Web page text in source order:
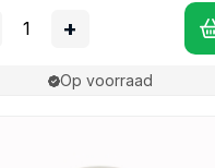
+
Op voorraad